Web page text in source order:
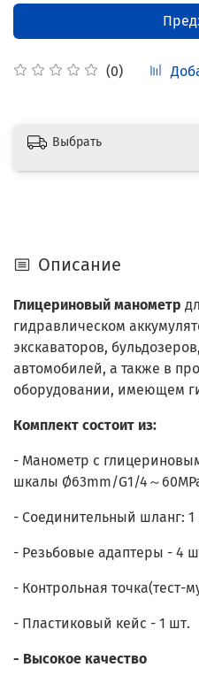
(0)
Выбрать
Описание
Глицериновый манометр
гидравлическом
экскаваторов,
автомобилей, а также в
оборудовании, имеющем
Комплект состоит из:
- Манометр с
шкалы Ø63mm/G1/4～
- Соединительный шланг: 1
- Резьбовые адаптеры - 4
- Контрольная точка(тест-
- Пластиковый кейс - 1 шт.
- Высокое качество